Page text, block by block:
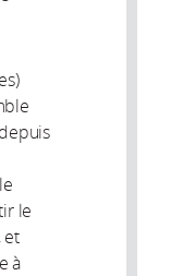
le
et
à